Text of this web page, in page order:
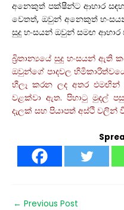
අනෙකුත් පක්ෂීන්ට ආහාර
වෙතත්, ඔවුන් අනෙකුත්
සුදු හංසයන් ඔවුන් සමඟ ආහාර
බ්‍රිතාන්‍යයේ සුදු හංසයන් ඇති
ඔවුන්ගේ පාදවල
හීලෑ කරන ලද අතර එමඟින්
වළක්වා ඇත. පිහාටු මුදල්
දැලක් සහ පියාපත් අස්ථි වලින්
← Previous Post